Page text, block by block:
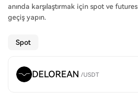
anında karşılaştırmak için spot ve
geçiş yapın.
Spot
DELOREAN /USDT